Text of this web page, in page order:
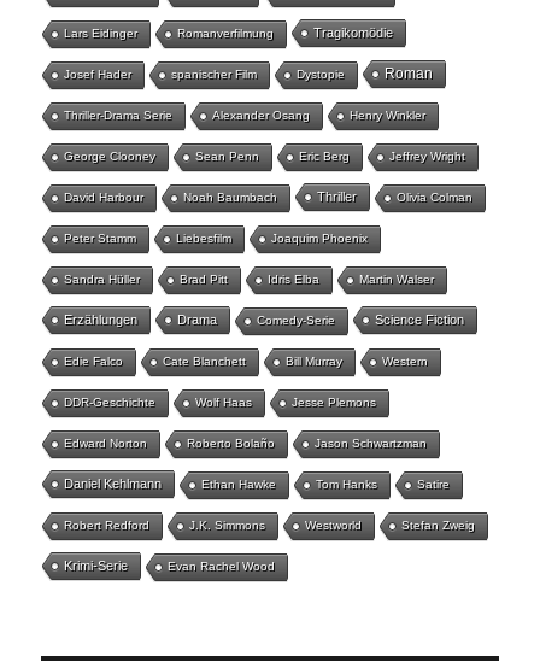
Lars Eidinger Romanverfilmung Tragikomödie
Josef Hader spanischer Film Dystopie Roman
Thriller-Drama Serie Alexander Osang Henry Winkler
George Clooney Sean Penn Eric Berg Jeffrey Wright
David Harbour Noah Baumbach Thriller Olivia Colman
Peter Stamm Liebesfilm Joaquim Phoenix
Sandra Hüller Brad Pitt Idris Elba Martin Walser
Erzählungen Drama Comedy-Serie Science Fiction
Edie Falco Cate Blanchett Bill Murray Western
DDR-Geschichte Wolf Haas Jesse Plemons
Edward Norton Roberto Bolaño Jason Schwartzman
Daniel Kehlmann Ethan Hawke Tom Hanks Satire
Robert Redford J.K. Simmons Westworld Stefan Zweig
Krimi-Serie Evan Rachel Wood